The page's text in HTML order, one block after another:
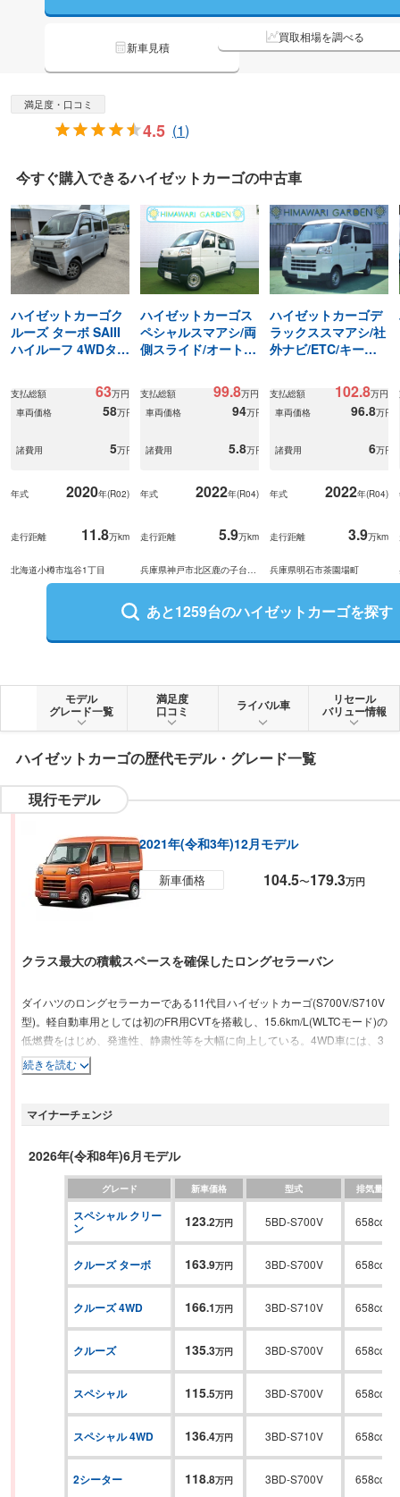
新車見積
買取相場を調べる
満足度・口コミ
4.5 (1)
今すぐ購入できるハイゼットカーゴの中古車
ハイゼットカーゴク
ルーズ ターボ SAIII
ハイルーフ 4WDター
支払総額 63万円
車両価格
58万円
諸費用 5万円
年式 2020年(R02)
走行距離 11.8万km
北海道小樽市塩谷1丁目
ハイゼットカーゴス
ペシャルスマアシ/両
側スライド/オートラ
支払総額 99.8万円
車両価格
94万円
諸費用 5.8万円
年式 2022年(R04)
走行距離 5.9万km
兵庫県神戸市北区鹿の子台南
町6丁目
ハイゼットカーゴデ
ラックススマアシ/社
外ナビ/ETC/キーレ
支払総額 102.8万円
車両価格
96.8万円
諸費用 6万円
年式 2022年(R04)
走行距離 3.9万km
兵庫県明石市茶園場町
あと1259台のハイゼットカーゴを探す
モデル
グレード一覧
満足度
口コミ ライバル車 リセール
バリュー情報
ハイゼットカーゴの歴代モデル・グレード一覧
現行モデル
2021年(令和3年)12月モデル
新車価格 104.5〜179.3万円
クラス最大の積載スペースを確保したロングセラーバン
ダイハツのロングセラーカーである11代目ハイゼットカーゴ(S700V/S710V
型)。軽自動車用としては初のFR用CVTを搭載し、15.6km/L(WLTCモード)の
低燃費をはじめ、発進性、静粛性等を大幅に向上している。4WD車には、3
つのモードを選択可能な電子制御式4WDを採用。4WD AUTOモードでは、
悪路や雪道など滑りすい路面を走行時の安定性を確保するとともにタイトコ
1,410mm(4名乗車時)×高さ1,250mmというクラス最大の積載スペースを確
脱抑制機能、路側逸脱警報、ふらつき警報、標識認識機能、ADB(アダブテ
ィブドライビングビーム)、サイドビューランプなどが新しく追加された。
続きを読む
マイナーチェンジ
2026年(令和8年)6月モデル
グレード 新車価格 型式 排気量
スペシャル クリー
ン 123.2万円 5BD-S700V 658cc
クルーズ ターボ 163.9万円 3BD-S700V 658cc
クルーズ 4WD 166.1万円 3BD-S710V 658cc
クルーズ 135.3万円 3BD-S700V 658cc
スペシャル 115.5万円 3BD-S700V 658cc
スペシャル 4WD 136.4万円 3BD-S710V 658cc
2シーター 118.8万円 3BD-S700V 658cc